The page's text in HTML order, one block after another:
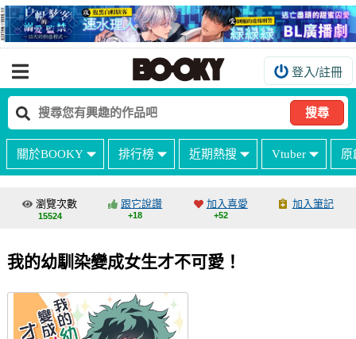
登入/註冊
搜尋
關於BOOKY 排行榜 近期熱搜 Vtuber 原
我的訂單
如何購買
海外購買說明
如何委託販售
客服中心
台灣同人誌中心
瀏覽次數
15524
跟它說讚
+18
加入喜愛
+52
加入筆記
我的幼馴染變成女生才不可愛！